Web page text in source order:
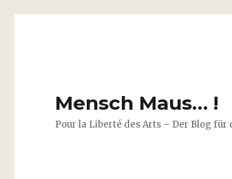
Mensch Maus… !
Pour la Liberté des Arts – Der Blog